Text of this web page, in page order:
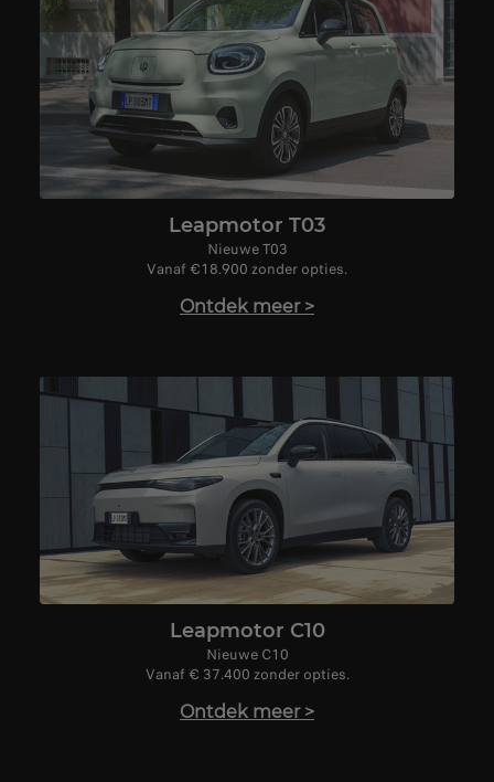
Leapmotor T03
Nieuwe T03
Vanaf €18.900 zonder opties.
Ontdek meer>
Leapmotor C10
Nieuwe C10
Vanaf € 37.400 zonder opties.
Ontdek meer>